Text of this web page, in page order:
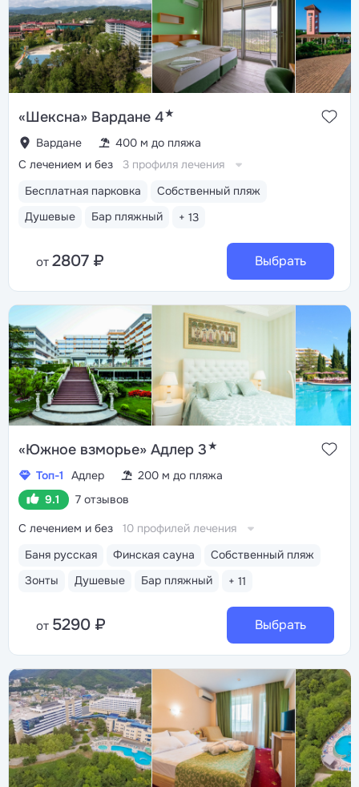
«Шексна» Вардане 4★
Вардане 400 м до пляжа
Бесплатная парковка
Собственный пляж
Душевые
Бар пляжный + 13
С лечением и без 3 профиля лечения
от 2807 ₽ Выбрать
«Южное взморье» Адлер 3★
Топ-1 Адлер
200 м до пляжа
9.1
7 отзывов
Баня русская Финская сауна
Собственный пляж
Зонты
Душевые Бар пляжный + 11
С лечением и без 10 профилей лечения
от 5290 ₽ Выбрать